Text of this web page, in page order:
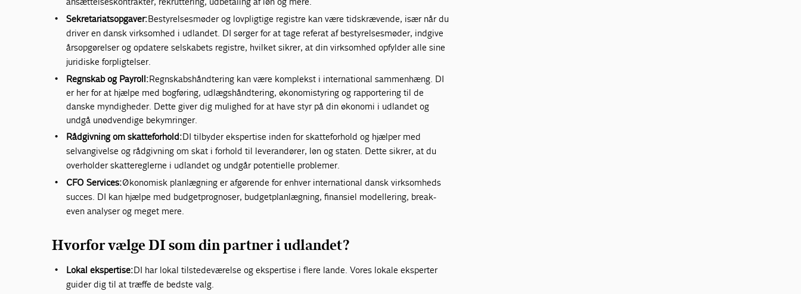
Sekretariatsopgaver:Bestyrelsesmøder og lovpligtige registre kan være tidskrævende, især når du
driver en dansk virksomhed i udlandet. DI sørger for at tage referat af bestyrelsesmøder, indgive
årsopgørelser og opdatere selskabets registre, hvilket sikrer, at din virksomhed opfylder alle sine
juridiske forpligtelser.
Regnskab og Payroll:Regnskabshåndtering kan være komplekst i international sammenhæng. DI
er her for at hjælpe med bogføring, udlægshåndtering, økonomistyring og rapportering til de
danske myndigheder. Dette giver dig mulighed for at have styr på din økonomi i udlandet og
undgå unødvendige bekymringer.
Rådgivning om skatteforhold:DI tilbyder ekspertise inden for skatteforhold og hjælper med
selvangivelse og rådgivning om skat i forhold til leverandører, løn og staten. Dette sikrer, at du
overholder skattereglerne i udlandet og undgår potentielle problemer.
CFO Services:Økonomisk planlægning er afgørende for enhver international dansk virksomheds
succes. DI kan hjælpe med budgetprognoser, budgetplanlægning, finansiel modellering, break-
even analyser og meget mere.
Hvorfor vælge DI som din partner i udlandet?
Lokal ekspertise:DI har lokal tilstedeværelse og ekspertise i flere lande. Vores lokale eksperter
guider dig til at træffe de bedste valg.